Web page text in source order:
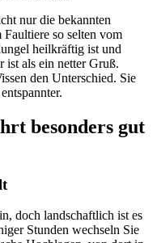
nur die bekannten
so selten vom
heilkräftig ist und
ist als ein netter Gruß.
den Unterschied. Sie
besonders gut
doch landschaftlich ist es
Stunden wechseln Sie